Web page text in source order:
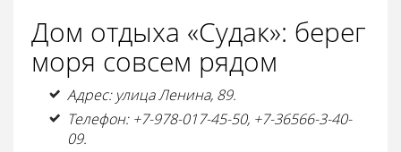
Дом отдыха «Судак»: берег
моря совсем рядом
Адрес: улица Ленина, 89.
Телефон: +7-978-017-45-50, +7-36566-3-40-
09.